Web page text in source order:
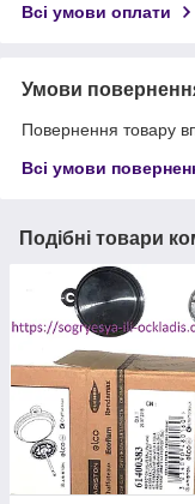
Всі умови оплати
Умови
Повернення товару
Всі умови
Подібні товари